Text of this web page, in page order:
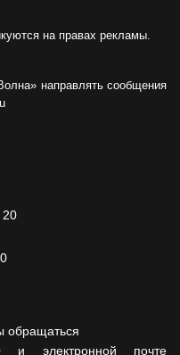
на правах рекламы.
направлять сообщения
20
обращаться
электронной почте